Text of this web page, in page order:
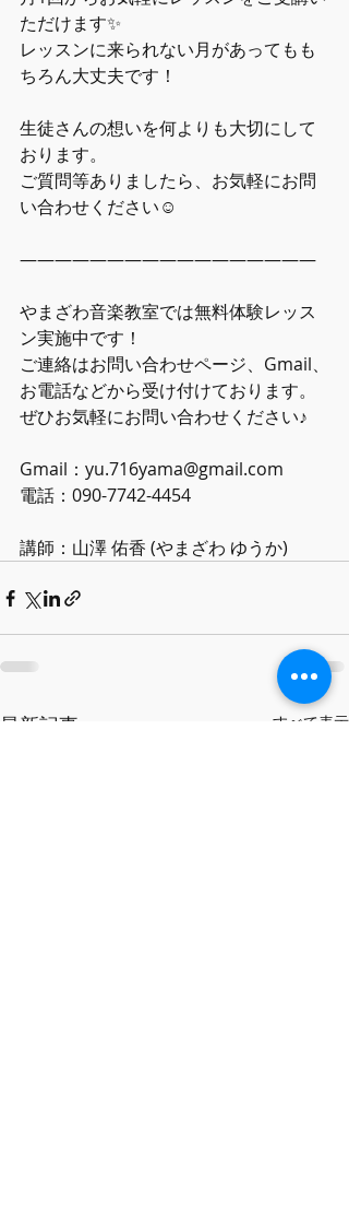
ただけます✨
レッスンに来られない月があってもも
ちろん大丈夫です！
生徒さんの想いを何よりも大切にして
おります。
ご質問等ありましたら、お気軽にお問
い合わせください☺
―――――――――――――――――
やまざわ音楽教室では無料体験レッス
ン実施中です！
ご連絡はお問い合わせページ、Gmail、
お電話などから受け付けております。
ぜひお気軽にお問い合わせください♪
Gmail：yu.716yama@gmail.com
電話：090-7742-4454
講師：山澤 佑香 (やまざわ ゆうか)
最新記事 すべて表示